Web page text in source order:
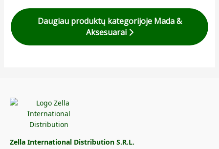
Daugiau produktų kategorijoje Mada &
Aksesuarai
Zella International Distribution S.R.L.